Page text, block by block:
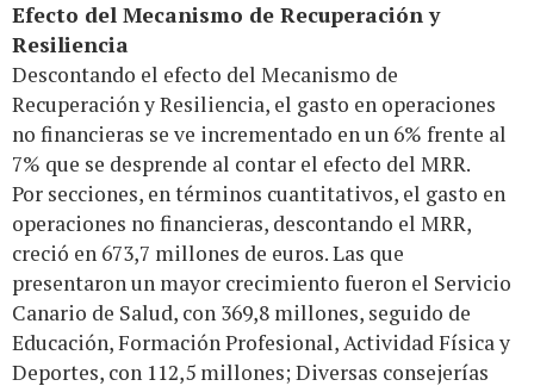
Efecto del Mecanismo de Recuperación y
Resiliencia
Descontando el efecto del Mecanismo de
Recuperación y Resiliencia, el gasto en operaciones
no financieras se ve incrementado en un 6% frente al
7% que se desprende al contar el efecto del MRR.
Por secciones, en términos cuantitativos, el gasto en
operaciones no financieras, descontando el MRR,
creció en 673,7 millones de euros. Las que
presentaron un mayor crecimiento fueron el Servicio
Canario de Salud, con 369,8 millones, seguido de
Educación, Formación Profesional, Actividad Física y
Deportes, con 112,5 millones; Diversas consejerías